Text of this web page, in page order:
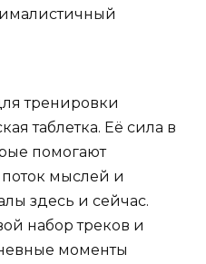
тренировки
таблетка. Её сила в
помогают
мыслей и
здесь и сейчас.
набор треков и
моменты